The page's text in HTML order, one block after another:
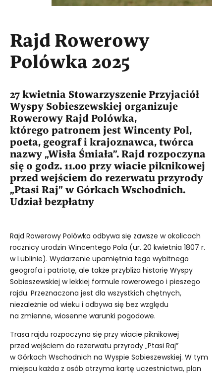
Rajd Rowerowy
Polówka 2025
27 kwietnia Stowarzyszenie Przyjaciół
Wyspy Sobieszewskiej organizuje
Rowerowy Rajd Polówka,
którego patronem jest Wincenty Pol,
poeta, geograf i krajoznawca, twórca
nazwy „Wisła Śmiała”. Rajd rozpoczyna
się o godz. 11.00 przy wiacie piknikowej
przed wejściem do rezerwatu przyrody
„Ptasi Raj” w Górkach Wschodnich.
Udział bezpłatny
Rajd Rowerowy Polówka odbywa się zawsze w okolicach
rocznicy urodzin Wincentego Pola (ur. 20 kwietnia 1807 r.
w Lublinie). Wydarzenie upamiętnia tego wybitnego
geografa i patriotę, ale także przybliża historię Wyspy
Sobieszewskiej w lekkiej formule rowerowego i pieszego
rajdu. Przeznaczona jest dla wszystkich chętnych,
niezależnie od wieku i odbywa się bez względu
na zmienne, wiosenne warunki pogodowe.
Trasa rajdu rozpoczyna się przy wiacie piknikowej
przed wejściem do rezerwatu przyrody „Ptasi Raj”
w Górkach Wschodnich na Wyspie Sobieszewskiej. W tym
miejscu każda z osób otrzyma kartę uczestnictwa, plan